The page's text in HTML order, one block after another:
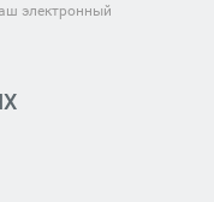
электронный